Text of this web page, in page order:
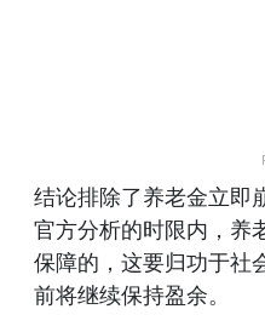
结论排除了养老金立即
官方分析的时限内，养
保障的，这要归功于社
前将继续保持盈余。